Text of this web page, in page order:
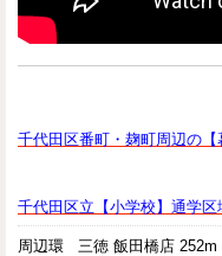
千代田区番町・麹町周辺の
千代田区立【小学校】通学区
周辺環
三徳 飯田橋店 252m